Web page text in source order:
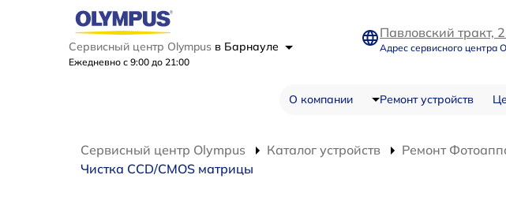
Сервисный центр Olympus в Барнауле
Ежедневно с 9:00 до 21:00
Павловский тракт,
Адрес сервисного центра
О компании Ремонт устройств
Сервисный центр Olympus Каталог устройств Ремонт
Чистка CCD/CMOS матрицы